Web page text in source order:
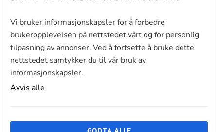
Nybygg
Påbygg
Rehabilitering
Bytte av dører/vinduer
Platting
Garasje
Vi bruker informasjonskapsler for å forbedre
brukeropplevelsen på nettstedet vårt og for personlig
tilpasning av annonser. Ved å fortsette å bruke dette
nettstedet samtykker du til vår bruk av
informasjonskapsler.
Avvis alle